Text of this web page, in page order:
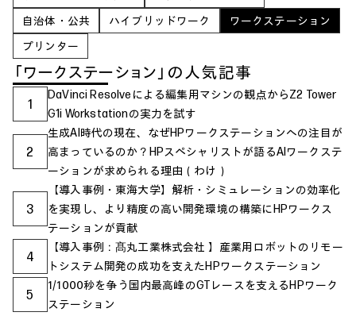
自治体・公共
ハイブリッドワーク
ワークステーション
プリンター
「ワークステーション」の人気記事
1
DaVinci Resolveによる編集用マシンの観点からZ2 Tower
G1i Workstationの実力を試す
2
生成AI時代の現在、なぜHPワークステーションへの注目が
高まっているのか？HPスペシャリストが語るAIワークステ
ーションが求められる理由（わけ）
3
【導入事例・東海大学】解析・シミュレーションの効率化
を実現し、より精度の高い開発環境の構築にHPワークス
テーションが貢献
4
【導入事例：髙丸工業株式会社 】産業用ロボットのリモー
トシステム開発の成功を支えたHPワークステーション
5
1/1000秒を争う国内最高峰のGTレースを支えるHPワーク
ステーション